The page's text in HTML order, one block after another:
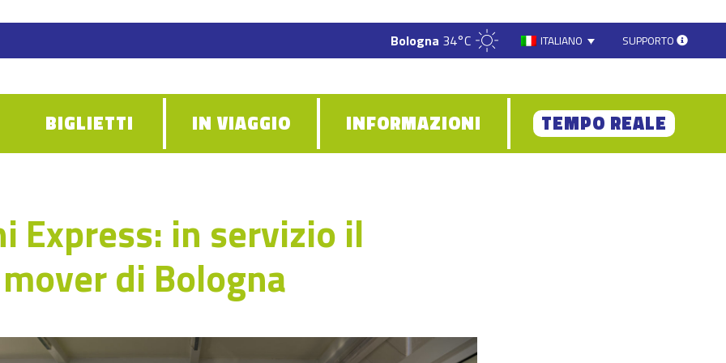
Bologna 34°C ITALIANO SUPPORTO
BIGLIETTI IN VIAGGIO INFORMAZIONI TEMPO REALE
Express: in servizio il
di Bologna